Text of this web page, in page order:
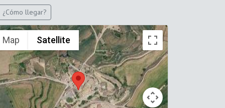
¿Cómo llegar?
Map Satellite